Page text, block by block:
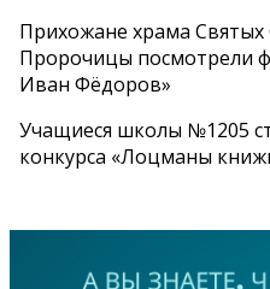
Прихожане храма
Пророчицы посмотрели
Иван Фёдоров»
Учащиеся школы №1205
конкурса «Лоцманы